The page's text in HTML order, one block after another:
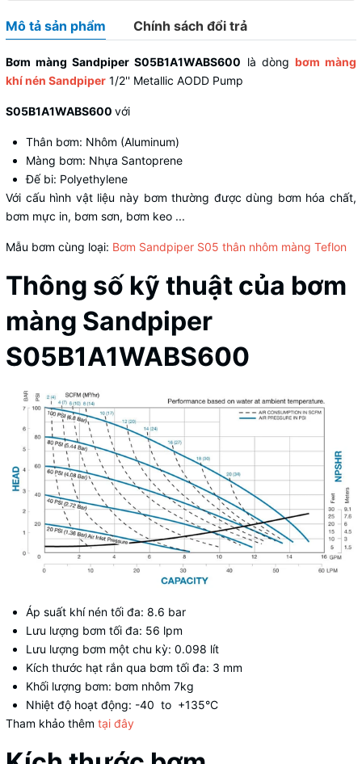
Mô tả sản phẩm Chính sách đổi trả
Bơm màng Sandpiper S05B1A1WABS600 là dòng bơm màng
khí nén Sandpiper 1/2'' Metallic AODD Pump
S05B1A1WABS600 với
Thân bơm: Nhôm (Aluminum)
Màng bơm: Nhựa Santoprene
Đế bi: Polyethylene
Với cấu hình vật liệu này bơm thường được dùng bơm hóa chất,
bơm mực in, bơm sơn, bơm keo ...
Mẫu bơm cùng loại: Bơm Sandpiper S05 thân nhôm màng Teflon
Thông số kỹ thuật của bơm
màng Sandpiper
S05B1A1WABS600
Áp suất khí nén tối đa: 8.6 bar
Lưu lượng bơm tối đa: 56 lpm
Lưu lượng bơm một chu kỳ: 0.098 lít
Kích thước hạt rắn qua bơm tối đa: 3 mm
Khối lượng bơm: bơm nhôm 7kg
Nhiệt độ hoạt động: -40 to +135°C
Tham khảo thêm tại đây